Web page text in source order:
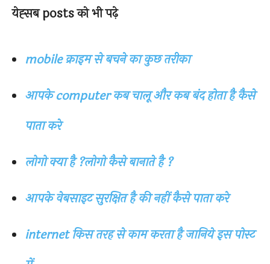
येह्सब posts को भी पढ़े
mobile क्राइम से बचने का कुछ तरीका
आपके computer कब चालू और कब बंद होता है कैसे
पाता करे
लोगो क्या है ?लोगो कैसे बानाते है ?
आपके वेबसाइट सुरक्षित है की नहीं कैसे पाता करे
internet किस तरह से काम करता है जानिये इस पोस्ट